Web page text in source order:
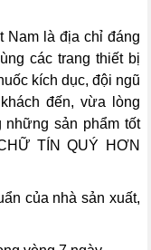
Nam là địa chỉ đáng
các trang thiết bị
kích dục, đội ngũ
đến, vừa lòng
những sản phẩm tốt
TÍN QUÝ HƠN
của nhà sản xuất,